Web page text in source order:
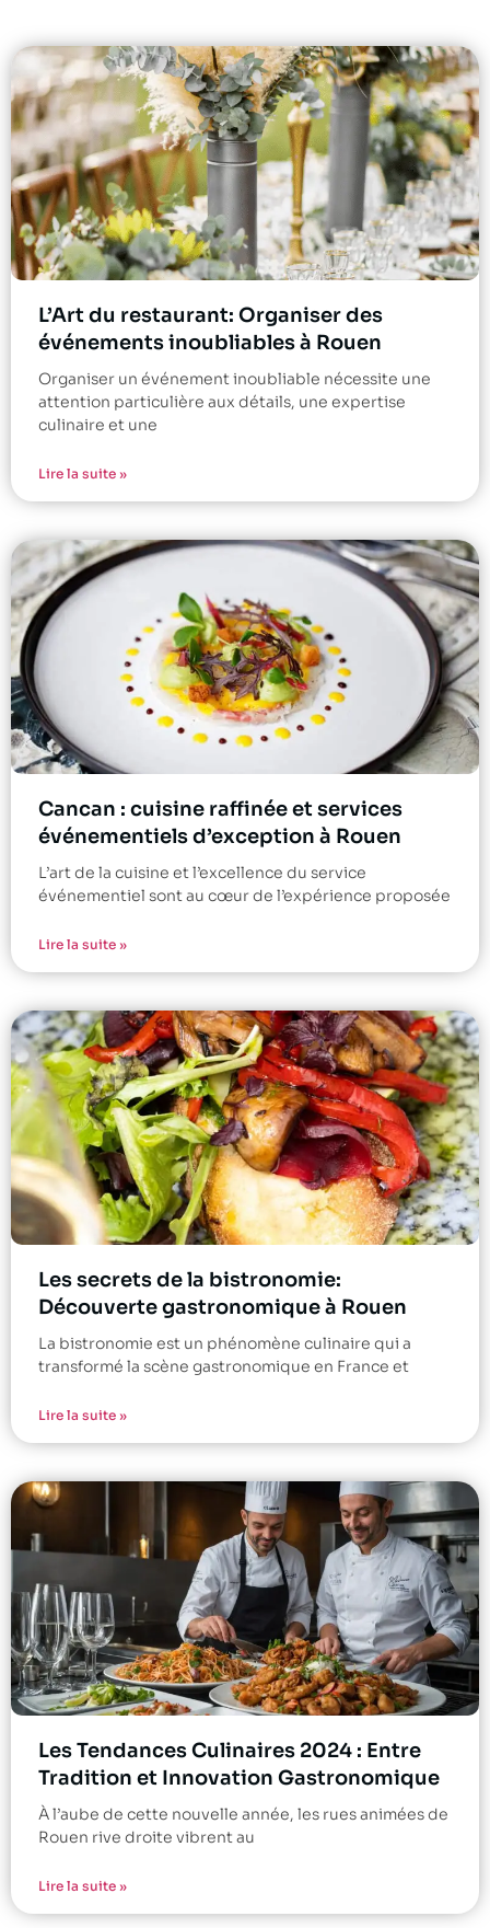
L’Art du restaurant: Organiser des
événements inoubliables à Rouen
Organiser un événement inoubliable nécessite une
attention particulière aux détails, une expertise
culinaire et une
Lire la suite »
Cancan : cuisine raffinée et services
événementiels d’exception à Rouen
L’art de la cuisine et l’excellence du service
événementiel sont au cœur de l’expérience proposée
Lire la suite »
Les secrets de la bistronomie:
Découverte gastronomique à Rouen
La bistronomie est un phénomène culinaire qui a
transformé la scène gastronomique en France et
Lire la suite »
Les Tendances Culinaires 2024 : Entre
Tradition et Innovation Gastronomique
À l’aube de cette nouvelle année, les rues animées de
Rouen rive droite vibrent au
Lire la suite »